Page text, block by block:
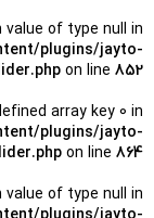
of type null in
plugins/jayto-
on line 852
array key 0 in
plugins/jayto-
on line 864
of type null in